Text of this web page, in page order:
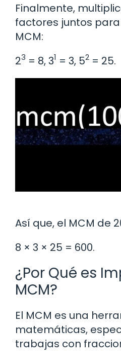
Finalmente,
factores juntos
MCM:
23 = 8, 31 = 3, 52 = 25.
Así que, el MCM de
8 × 3 × 25 = 600.
¿Por Qué es
MCM?
El MCM es una
matemáticas,
trabajas con